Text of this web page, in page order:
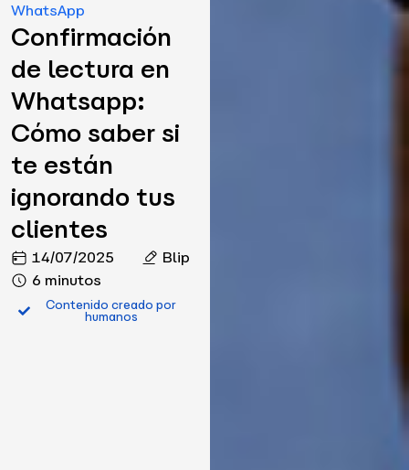
WhatsApp
Confirmación
de lectura en
Whatsapp:
Cómo saber si
te están
ignorando tus
clientes
14/07/2025
Blip
6 minutos
Contenido creado por
humanos